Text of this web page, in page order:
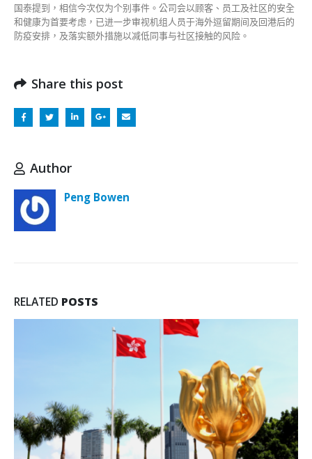
国泰提到，相信今次仅为个别事件。公司会以顾客、员工及社区的安全
和健康为首要考虑，已进一步审视机组人员于海外逗留期间及回港后的
防疫安排，及落实额外措施以减低同事与社区接触的风险。
Share this post
Author
Peng Bowen
RELATED POSTS